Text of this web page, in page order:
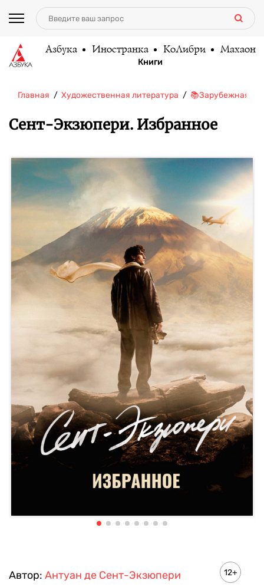
Азбука Иностранка КоЛибри Махаон
Книги
Главная Художественная литература 📚Зарубежная
Сент-Экзюпери. Избранное
Автор: Антуан де Сент-Экзюпери
12+